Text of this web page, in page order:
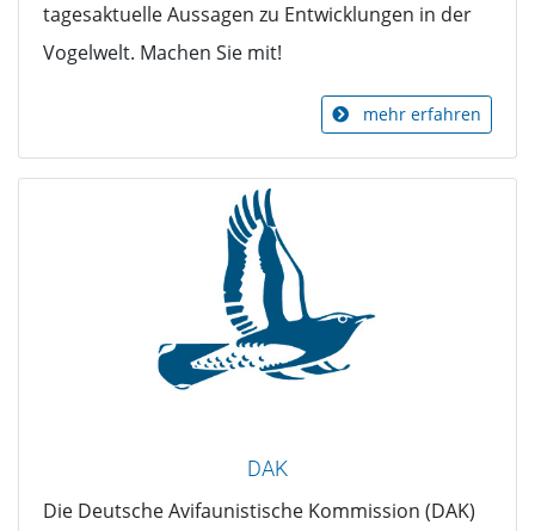
tagesaktuelle Aussagen zu Entwicklungen in der
Vogelwelt. Machen Sie mit!
mehr erfahren
DAK
Die Deutsche Avifaunistische Kommission (DAK)